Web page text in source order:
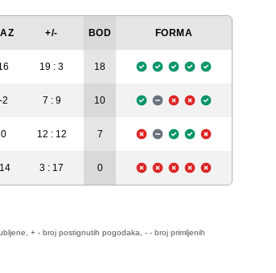
+/- BOD FORMA
19 : 3 18
-2 7 : 9 10
0 12 : 12 7
3 : 17 0
+ - broj postignutih pogodaka, - - broj primljenih